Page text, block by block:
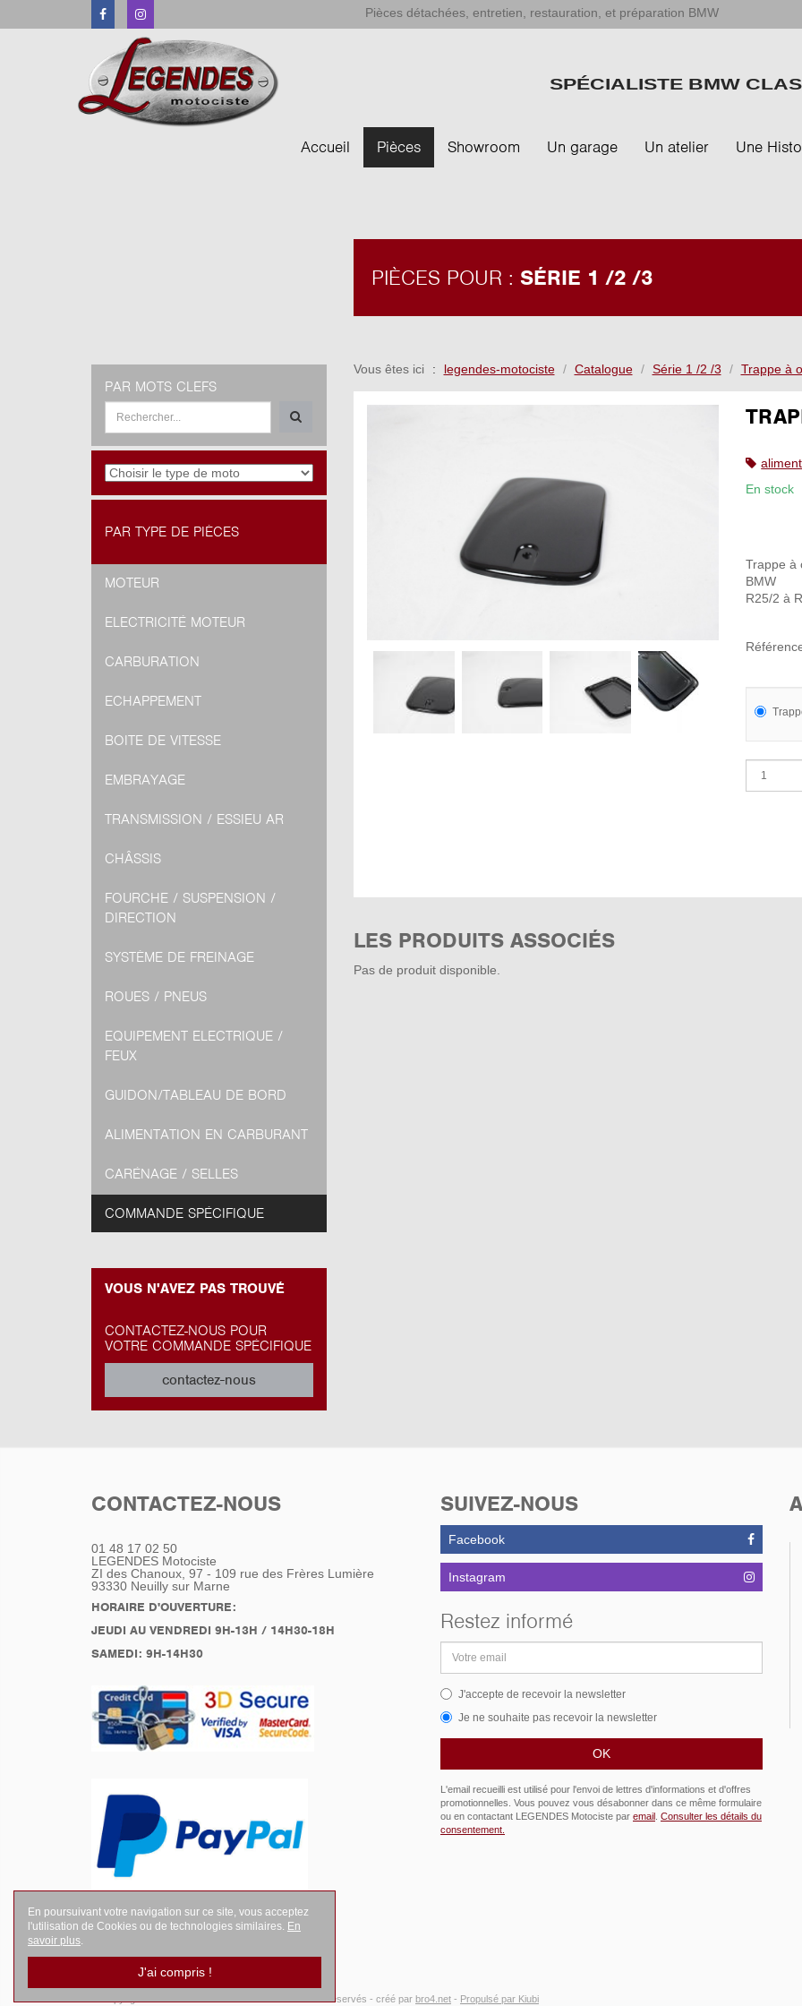
FacebookInstagram Pièces détachées, entretien, restauration, et préparation BMW
SPÉCIALISTE BMW
Accueil Pièces Showroom Un garage Un atelier Une
PIÈCES POUR : SÉRIE 1 /2 /3
Vous êtes ici legendes-motociste Catalogue Série 1 /2 /3 Trappe à
En stock
Trappe à
BMW
R25/2 à
LES PRODUITS ASSOCIÉS
Pas de produit disponible.
PAR MOTS CLEFS
PAR TYPE DE PIÈCES
MOTEUR
ELECTRICITÉ MOTEUR
CARBURATION
ECHAPPEMENT
BOITE DE VITESSE
EMBRAYAGE
TRANSMISSION / ESSIEU AR
CHÂSSIS
FOURCHE / SUSPENSION /
DIRECTION
SYSTÈME DE FREINAGE
ROUES / PNEUS
EQUIPEMENT ELECTRIQUE /
FEUX
GUIDON/TABLEAU DE BORD
ALIMENTATION EN CARBURANT
CARÉNAGE / SELLES
COMMANDE SPÉCIFIQUE
VOUS N'AVEZ PAS TROUVÉ
CONTACTEZ-NOUS POUR
VOTRE COMMANDE SPÉCIFIQUE
contactez-nous
CONTACTEZ-NOUS
01 48 17 02 50
LEGENDES Motociste
ZI des Chanoux, 97 - 109 rue des Frères Lumière
93330 Neuilly sur Marne
HORAIRE D'OUVERTURE:
JEUDI AU VENDREDI 9H-13H / 14H30-18H
SAMEDI: 9H-14H30
SUIVEZ-NOUS
Facebook
Instagram
Restez informé
email
J'accepte de recevoir la newsletter
Je ne souhaite pas recevoir la newsletter
L'email recueilli est utilisé pour l'envoi de lettres d'informations et d'offres
promotionnelles. Vous pouvez vous désabonner dans ce même formulaire
ou en contactant LEGENDES Motociste par email Consulter les détails du
consentement.
- Tous droits réservés - créé par bro4.net - Propulsé par Kiubi
En poursuivant votre navigation sur ce site, vous acceptez
l'utilisation de Cookies ou de technologies similaires. En
savoir plus
J'ai compris !